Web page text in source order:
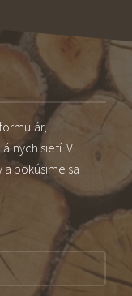
sietí. V
pokúsime sa